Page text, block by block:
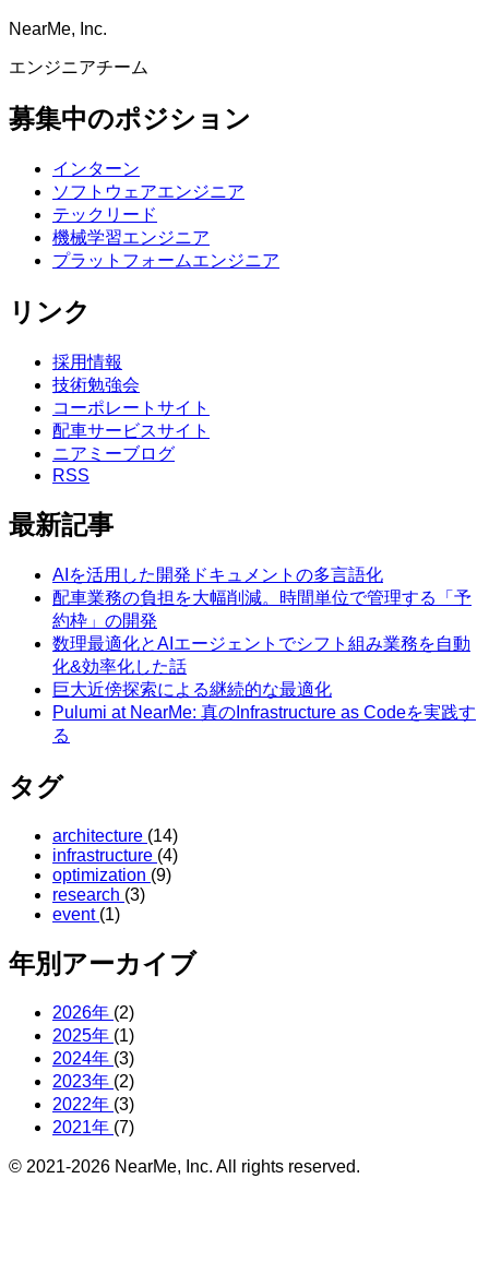
NearMe, Inc.
エンジニアチーム
募集中のポジション
インターン
ソフトウェアエンジニア
テックリード
機械学習エンジニア
プラットフォームエンジニア
リンク
採用情報
技術勉強会
コーポレートサイト
配車サービスサイト
ニアミーブログ
RSS
最新記事
AIを活用した開発ドキュメントの多言語化
配車業務の負担を大幅削減。時間単位で管理する「予
約枠」の開発
数理最適化とAIエージェントでシフト組み業務を自動
化&効率化した話
巨大近傍探索による継続的な最適化
Pulumi at NearMe: 真のInfrastructure as Codeを実践す
る
タグ
architecture (14)
infrastructure (4)
optimization (9)
research (3)
event (1)
年別アーカイブ
2026年 (2)
2025年 (1)
2024年 (3)
2023年 (2)
2022年 (3)
2021年 (7)
© 2021-2026 NearMe, Inc. All rights reserved.